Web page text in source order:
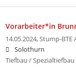
Vorarbeiter*in
14.05.2024,Stump-BTE
Solothurn
Tiefbau /